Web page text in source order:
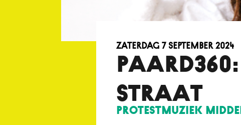
STRAAT
Protestmuziek
zaterdag 7 september 2024